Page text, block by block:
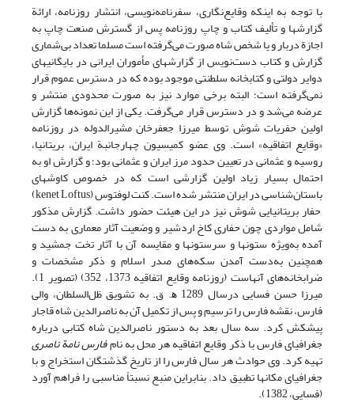
با توجه به اینکه وقایع‌نگاری، سفرنامه‌نویسی، انتشار روزنامه، ارائة
گزارشها و تألیف کتاب و چاپ روزنامه پس از گسترش صنعت چاپ به
اجازة دربار و یا شخص شاه صورت می‌گرفته است مسلما تعداد بی‌شماری
گزارش و کتاب دست‌نویس از گزارشهای مأموران ایرانی در بایگانیهای
دوایر دولتی و کتابخانه سلطنتی موجود بوده که در دسترس عموم قرار
نمی‌گرفته است؛ البته برخی موارد نیز به صورت محدودی منتشر و
عرضه می‌شد و در دسترس قرار می‌گرفت. یکی از این نمونه‌ها گزارش
اولین حفریات شوش توسط میرزا جعفرخان مشیرالدوله در روزنامه
«وقایع اتفاقیه» است. وی عضو کمیسیون چهارجانبة ایران، بریتانیا،
روسیه و عثمانی در تعیین حدود مرز ایران و عثمانی بود؛ و گزارش او به
احتمال بسیار زیاد اولین گزارشی است که در خصوص کاوشهای
باستان‌شناسی در ایران منتشر شده است. کنت لوفتوس (kenet Loftus)
حفار بریتانیایی شوش نیز در این هیئت حضور داشت. گزارش مذکور
شامل مواردی چون حفاری کاخ اردشیر و وضعیت آثار معماری به دست
آمده به‌ویژه ستونها و سرستونها و مقایسه آن با آثار تخت جمشید و
همچنین به‌دست آمدن سکه‌های صدر اسلام و ذکر مشخصات و
ضرابخانه‌های آنهاست (روزنامه وقایع اتفاقیه 1373، 352) (تصویر 1).
میرزا حسن فسایی درسال 1289 ﻫ. ق. به تشویق ظل‌السلطان، والی
فارس، نقشه فارس را ترسیم و پس از تکمیل آن به ناصرالدین شاه قاجار
پیشکش کرد. سه سال بعد به دستور ناصرالدین شاه کتابی درباره
جغرافیای فارس با ذکر وقایع اتفاقیه هر محل به نامفارس نامة ناصری
تهیه کرد. وی حوادث هر سال فارس را از تاریخ گذشتگان استخراج و با
جغرافیای مکانها تطبیق داد. بنابراین منبع نسبتاً مناسبی را فراهم آورد
(فسایی، 1382).